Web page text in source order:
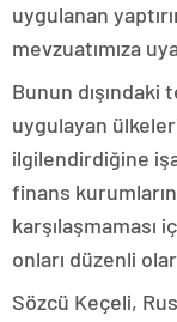
uygulanan
mevzuatımıza
Bunun dışındaki
uygulayan
ilgilendirdiğine
finans
karşılaşmaması
onları düzenli
Sözcü Keçeli,